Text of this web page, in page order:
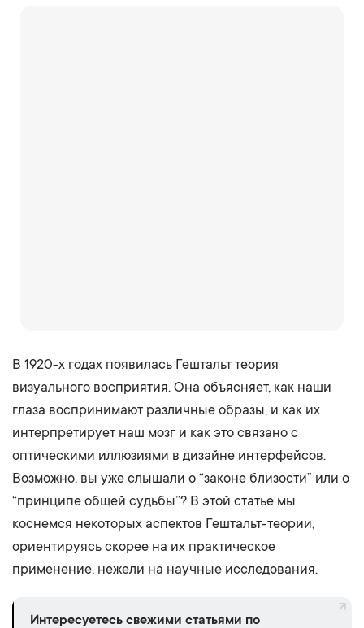
В 1920-х годах появилась Гештальт теория
визуального восприятия. Она объясняет, как наши
глаза воспринимают различные образы, и как их
интерпретирует наш мозг и как это связано с
оптическими иллюзиями в дизайне интерфейсов.
Возможно, вы уже слышали о “законе близости” или о
“принципе общей судьбы”? В этой статье мы
коснемся некоторых аспектов Гештальт-теории,
ориентируясь скорее на их практическое
применение, нежели на научные исследования.
Интересуетесь свежими статьями по